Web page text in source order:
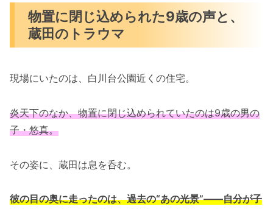
物置に閉じ込められた9歳の声と、
蔵田のトラウマ
現場にいたのは、白川台公園近くの住宅。
炎天下のなか、物置に閉じ込められていたのは9歳の男の
子・悠真。
その姿に、蔵田は息を呑む。
彼の目の奥に走ったのは、過去の“あの光景”――自分が子